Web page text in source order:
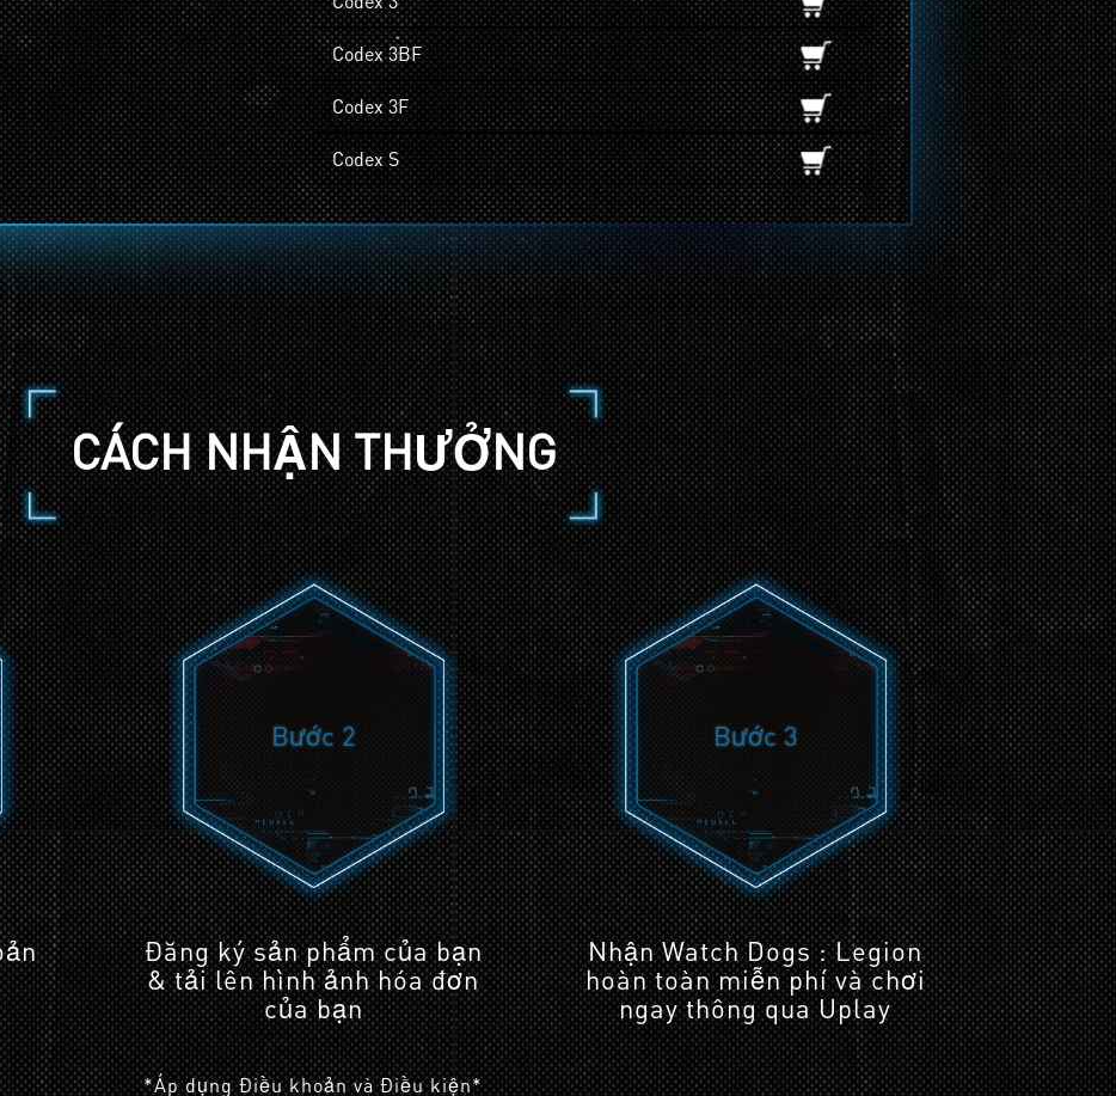
Codex 3BF
Codex 3F
Codex S
CÁCH NHẬN THƯỞNG
Bước 2
Đăng ký sản phẩm của bạn
& tải lên hình ảnh hóa đơn
của bạn
Bước 3
Nhận Watch Dogs : Legion
hoàn toàn miễn phí và chơi
ngay thông qua Uplay
*Áp dụng Điều khoản và Điều kiện*